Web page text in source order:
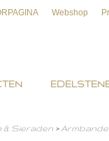
Webshop
& Sieraden >